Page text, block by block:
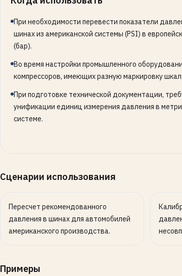
При необходимости перевести показатели
шинах из американской системы (PSI) в
(бар).
Во время настройки промышленного
компрессоров, имеющих разную маркировку шкал.
При подготовке технической документации,
унификации единиц измерения давления в
системе.
Сценарии использования
Пересчет рекомендованного
давления в шинах для автомобилей
американского производства.
Примеры